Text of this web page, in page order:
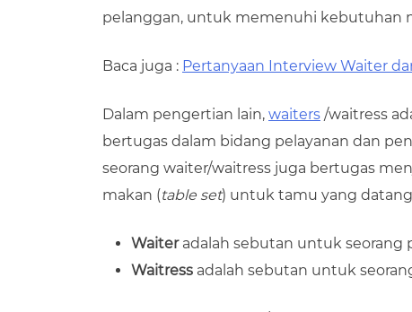
pelanggan, untuk memenuhi kebutuhan
Baca juga : Pertanyaan Interview Waiter
Dalam pengertian lain, waiters /waitress
bertugas dalam bidang pelayanan dan
seorang waiter/waitress juga bertugas
makan (table set) untuk tamu yang
Waiteradalah sebutan untuk seorang
Waitress adalah sebutan untuk